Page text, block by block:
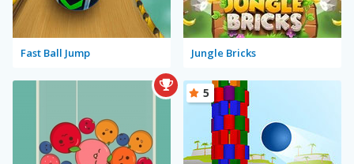
Fast Ball Jump Jungle Bricks
5